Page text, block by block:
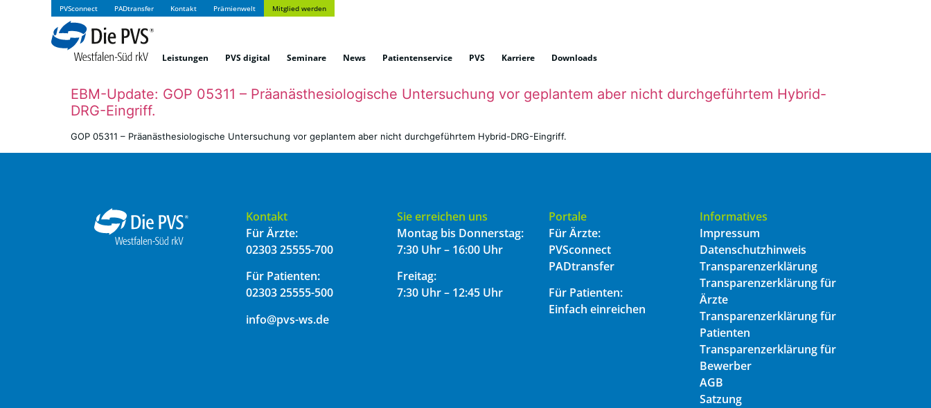
PVSconnect PADtransfer Kontakt Prämienwelt Mitglied werden
Leistungen PVS digital Seminare News Patientenservice PVS Karriere Downloads
EBM-Update: GOP 05311 – Präanästhesiologische Untersuchung vor geplantem aber nicht durchgeführtem Hybrid-
DRG-Eingriff.
GOP 05311 – Präanästhesiologische Untersuchung vor geplantem aber nicht durchgeführtem Hybrid-DRG-Eingriff.
Kontakt
Für Ärzte:
02303 25555-700
Für Patienten:
02303 25555-500
info@pvs-ws.de
Sie erreichen uns
Montag bis Donnerstag:
7:30 Uhr – 16:00 Uhr
Freitag:
7:30 Uhr – 12:45 Uhr
Portale
Für Ärzte:
PVSconnect
PADtransfer
Für Patienten:
Einfach einreichen
Informatives
Impressum
Datenschutzhinweis
Transparenzerklärung
Transparenzerklärung für
Ärzte
Transparenzerklärung für
Patienten
Transparenzerklärung für
Bewerber
AGB
Satzung